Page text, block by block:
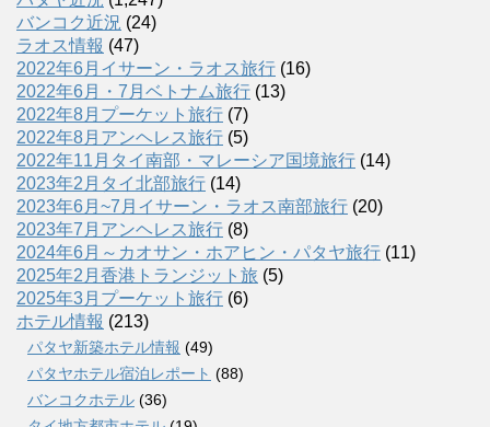
バンコク近況 (24)
ラオス情報 (47)
2022年6月イサーン・ラオス旅行 (16)
2022年6月・7月ベトナム旅行 (13)
2022年8月プーケット旅行 (7)
2022年8月アンヘレス旅行 (5)
2022年11月タイ南部・マレーシア国境旅行 (14)
2023年2月タイ北部旅行 (14)
2023年6月~7月イサーン・ラオス南部旅行 (20)
2023年7月アンヘレス旅行 (8)
2024年6月～カオサン・ホアヒン・パタヤ旅行 (11)
2025年2月香港トランジット旅 (5)
2025年3月プーケット旅行 (6)
ホテル情報 (213)
パタヤ新築ホテル情報 (49)
パタヤホテル宿泊レポート (88)
バンコクホテル (36)